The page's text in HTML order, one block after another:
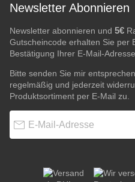
Newsletter Abonnieren
Newsletter abonnieren und 5€
Gutscheincode erhalten Sie per
Bestätigung Ihrer E-Mail-Adresse.
Bitte senden Sie mir
regelmäßig und jederzeit
Produktsortiment per E-Mail zu.